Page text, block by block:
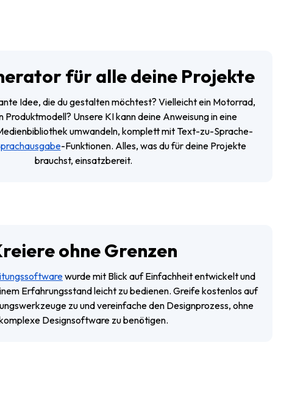
für alle deine Projekte
Idee, die du gestalten möchtest? Vielleicht ein Motorrad,
Produktmodell? Unsere KI kann deine Anweisung in eine
umwandeln, komplett mit Text-zu-Sprache-
-Funktionen. Alles, was du für deine Projekte
brauchst, einsatzbereit.
ohne Grenzen
wurde mit Blick auf Einfachheit entwickelt und
Erfahrungsstand leicht zu bedienen. Greife kostenlos auf
zu und vereinfache den Designprozess, ohne
Designsoftware zu benötigen.